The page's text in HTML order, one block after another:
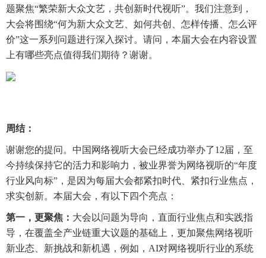
题聚焦“繁荣新大众文艺，共创新时代视听”。我们注意到，
大会将围绕“何为新大众文艺、如何共创、怎样传播、怎么评
价”这一系列问题进行深入探讨。请问，本届大会在内容设置
上有哪些亮点值得我们期待？谢谢。
周结：
谢谢您的提问。中国网络视听大会已经成功举办了12届，至
今持续保持它的活力和影响力，被业界誉为网络视听的“年度
行业风向标”，是因为每届大会都紧扣时代、紧扣行业焦点，
求实创新。本届大会，有以下四个亮点：
第一，更聚焦： 大会以问题为导向，直面行业焦点和实践指
导，在覆盖全产业链重大议题的基础上，更加聚焦网络视听
新业态、新挑战和新机遇，例如，AI对网络视听行业的系统